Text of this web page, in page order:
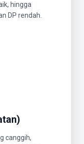
hingga
DP rendah.
canggih,